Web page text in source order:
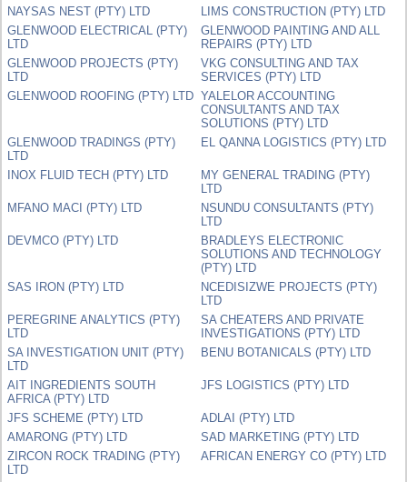
NAYSAS NEST (PTY) LTD
LIMS CONSTRUCTION (PTY) LTD
GLENWOOD ELECTRICAL (PTY)
LTD
GLENWOOD PAINTING AND ALL
REPAIRS (PTY) LTD
GLENWOOD PROJECTS (PTY)
LTD
VKG CONSULTING AND TAX
SERVICES (PTY) LTD
GLENWOOD ROOFING (PTY) LTD YALELOR ACCOUNTING
CONSULTANTS AND TAX
SOLUTIONS (PTY) LTD
GLENWOOD TRADINGS (PTY)
LTD
EL QANNA LOGISTICS (PTY) LTD
INOX FLUID TECH (PTY) LTD
MY GENERAL TRADING (PTY)
LTD
MFANO MACI (PTY) LTD
NSUNDU CONSULTANTS (PTY)
LTD
DEVMCO (PTY) LTD
BRADLEYS ELECTRONIC
SOLUTIONS AND TECHNOLOGY
(PTY) LTD
SAS IRON (PTY) LTD
NCEDISIZWE PROJECTS (PTY)
LTD
PEREGRINE ANALYTICS (PTY)
LTD
SA CHEATERS AND PRIVATE
INVESTIGATIONS (PTY) LTD
SA INVESTIGATION UNIT (PTY)
LTD
BENU BOTANICALS (PTY) LTD
AIT INGREDIENTS SOUTH
AFRICA (PTY) LTD
JFS LOGISTICS (PTY) LTD
JFS SCHEME (PTY) LTD
ADLAI (PTY) LTD
AMARONG (PTY) LTD
SAD MARKETING (PTY) LTD
ZIRCON ROCK TRADING (PTY)
LTD
AFRICAN ENERGY CO (PTY) LTD